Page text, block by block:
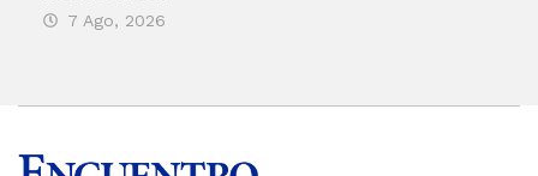
7 Ago, 2026